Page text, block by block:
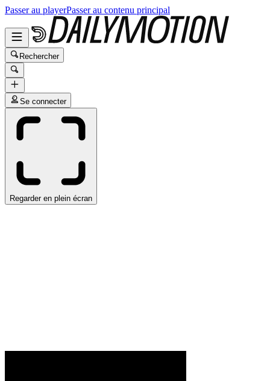
Passer au playerPasser au contenu principal
Rechercher
Se connecter
Regarder en plein écran